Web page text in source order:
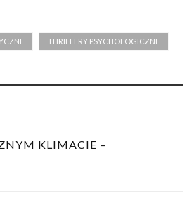
THRILLERY PSYCHOLOGICZNE
KLIMACIE –